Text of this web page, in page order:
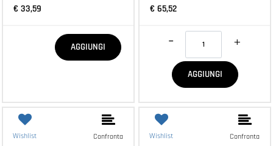
€ 33,59
AGGIUNGI
€ 65,52
AGGIUNGI
Wishlist Confronta Wishlist Confronta